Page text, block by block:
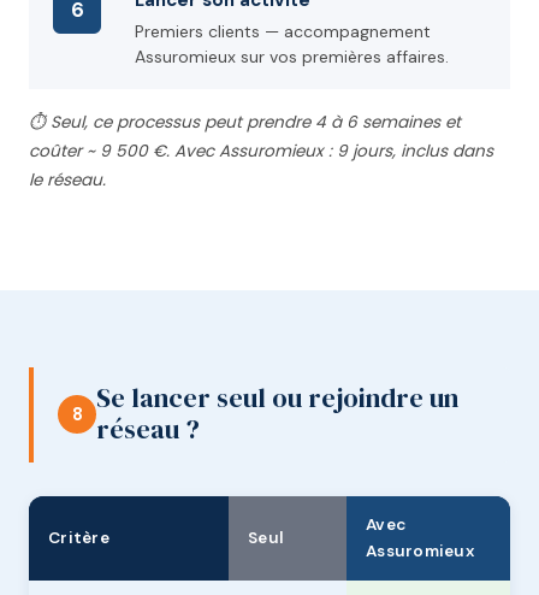
6
Premiers clients — accompagnement
Assuromieux sur vos premières affaires.
⏱ Seul, ce processus peut prendre 4 à 6 semaines et
coûter ~ 9 500 €. Avec Assuromieux : 9 jours, inclus dans
le réseau.
8
Se lancer seul ou rejoindre un
réseau ?
Critère Seul
Avec
Assuromieux